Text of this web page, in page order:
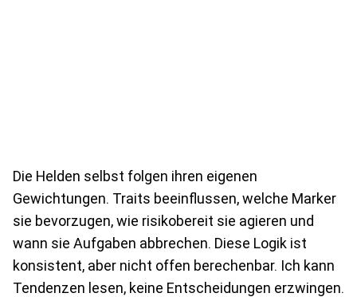
Die Helden selbst folgen ihren eigenen
Gewichtungen. Traits beeinflussen, welche Marker
sie bevorzugen, wie risikobereit sie agieren und
wann sie Aufgaben abbrechen. Diese Logik ist
konsistent, aber nicht offen berechenbar. Ich kann
Tendenzen lesen, keine Entscheidungen erzwingen.